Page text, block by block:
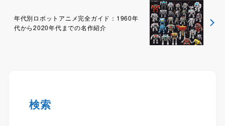
年代別ロボットアニメ完全ガイド：1960年
代から2020年代までの名作紹介
検索